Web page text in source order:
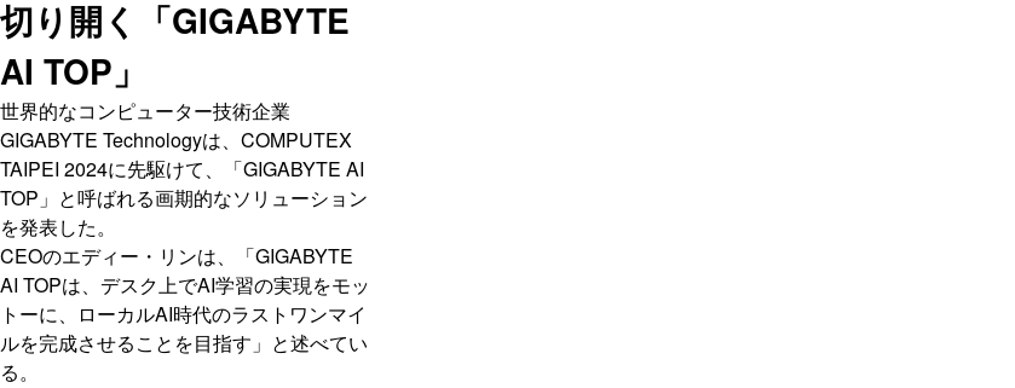
切り開く「GIGABYTE
AI TOP」
世界的なコンピューター技術企業
GIGABYTE Technologyは、COMPUTEX
TAIPEI 2024に先駆けて、「GIGABYTE AI
TOP」と呼ばれる画期的なソリューション
を発表した。
CEOのエディー・リンは、「GIGABYTE
AI TOPは、デスク上でAI学習の実現をモッ
トーに、ローカルAI時代のラストワンマイ
ルを完成させることを目指す」と述べてい
る。